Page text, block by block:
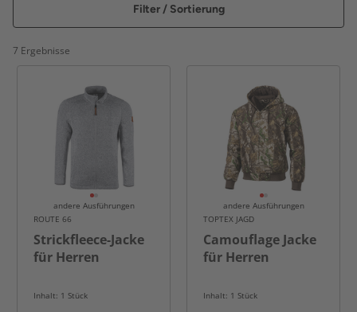
Filter / Sortierung
7 Ergebnisse
andere Ausführungen
ROUTE 66
Strickfleece-Jacke
für Herren
Inhalt: 1 Stück
andere Ausführungen
TOPTEX JAGD
Camouflage Jacke
für Herren
Inhalt: 1 Stück